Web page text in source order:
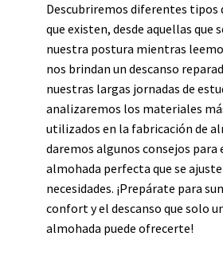
Descubriremos diferentes tipos
que existen, desde aquellas que
nuestra postura mientras
nos brindan un descanso
nuestras largas jornadas de
analizaremos los materiales
utilizados en la fabricación de
daremos algunos consejos
almohada perfecta que se
necesidades. ¡Prepárate para
confort y el descanso que solo
almohada puede ofrecerte!